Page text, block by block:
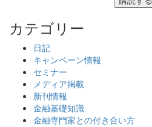
カテゴリー
日記
キャンペーン情報
セミナー
メディア掲載
新刊情報
金融基礎知識
金融専門家との付き合い方